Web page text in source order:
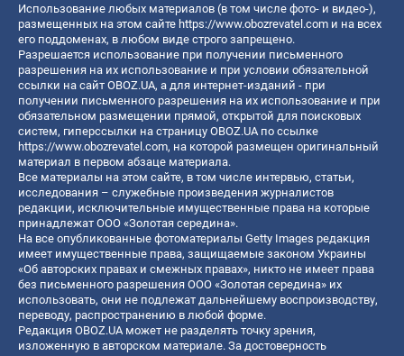
Использование любых материалов (в том числе фото- и видео-),
размещенных на этом сайте https://www.obozrevatel.com и на всех
его поддоменах, в любом виде строго запрещено.
Разрешается использование при получении письменного
разрешения на их использование и при условии обязательной
ссылки на сайт OBOZ.UA, а для интернет-изданий - при
получении письменного разрешения на их использование и при
обязательном размещении прямой, открытой для поисковых
систем, гиперссылки на страницу OBOZ.UA по ссылке
https://www.obozrevatel.com, на которой размещен оригинальный
материал в первом абзаце материала.
Все материалы на этом сайте, в том числе интервью, статьи,
исследования – служебные произведения журналистов
редакции, исключительные имущественные права на которые
принадлежат ООО «Золотая середина».
На все опубликованные фотоматериалы Getty Images редакция
имеет имущественные права, защищаемые законом Украины
«Об авторских правах и смежных правах», никто не имеет права
без письменного разрешения ООО «Золотая середина» их
использовать, они не подлежат дальнейшему воспроизводству,
переводу, распространению в любой форме.
Редакция OBOZ.UA может не разделять точку зрения,
изложенную в авторском материале. За достоверность